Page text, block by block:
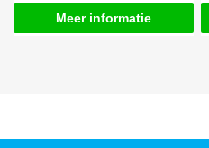
Meer informatie